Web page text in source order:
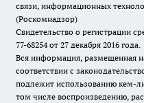
связи, информационных
(Роскомнадзор)
Свидетельство о регистрации
77-68254 от 27 декабря 2016 года.
Вся информация, размещенная
соответствии с
подлежит использованию кем-
том числе воспроизведению,